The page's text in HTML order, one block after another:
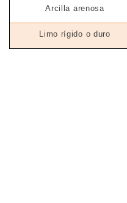
Arcilla arenosa
Limo rígido o duro